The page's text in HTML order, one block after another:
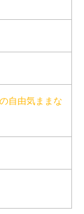
自由気ままな